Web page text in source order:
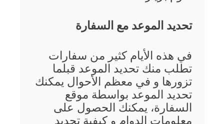
تحديد الموعد مع السفارة
في هذه الأيام كثير من سفارات
تطلب منك تحديد الموعد قبلما
تزورها و في معظم الأحوال يمكنك
تحديد الموعد بواسطة موقع
السفارة، يمكنك الحصول على
معلومات الدوام و كيفية تحديد